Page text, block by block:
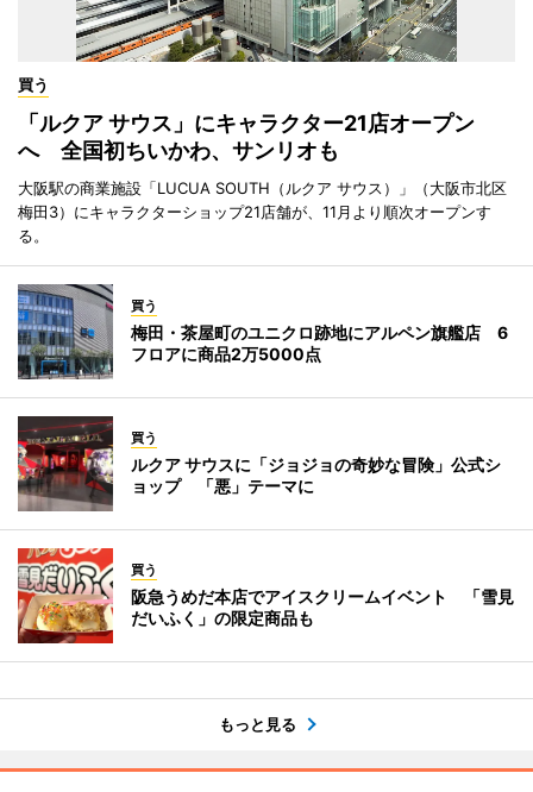
買う
「ルクア サウス」にキャラクター21店オープン
へ 全国初ちいかわ、サンリオも
大阪駅の商業施設「LUCUA SOUTH（ルクア サウス）」（大阪市北区
梅田3）にキャラクターショップ21店舗が、11月より順次オープンす
る。
買う
梅田・茶屋町のユニクロ跡地にアルペン旗艦店 6
フロアに商品2万5000点
買う
ルクア サウスに「ジョジョの奇妙な冒険」公式シ
ョップ 「悪」テーマに
買う
阪急うめだ本店でアイスクリームイベント 「雪見
だいふく」の限定商品も
もっと見る